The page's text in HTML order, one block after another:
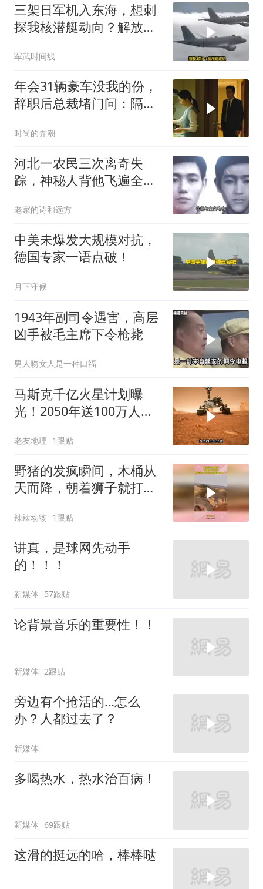
三架日军机入东海，想刺
探我核潜艇动向？解放军
军武时间线
年会31辆豪车没我的份，
辞职后总裁堵门问：隔壁
时尚的弄潮
河北一农民三次离奇失
踪，神秘人背他飞遍全中
老家的诗和远方
中美未爆发大规模对抗，
德国专家一语点破！
月下守候
1943年副司令遇害，高层
凶手被毛主席下令枪毙
男人吻女人是一种口福
马斯克千亿火星计划曝
光！2050年送100万人上
老友地理 1跟贴
野猪的发疯瞬间，木桶从
天而降，朝着狮子就打去
辣辣动物 1跟贴
讲真，是球网先动手
的！！！
新媒体 57跟贴
论背景音乐的重要性！！
新媒体 2跟贴
旁边有个抢活的…怎么
办？人都过去了？
新媒体
多喝热水，热水治百病！
新媒体 69跟贴
这滑的挺远的哈，棒棒哒